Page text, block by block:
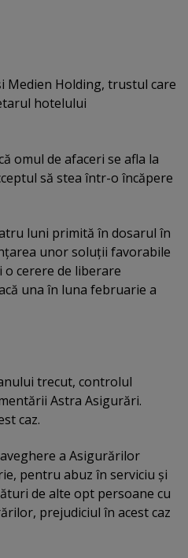
Medien Holding, trustul care
hotelului
omul de afaceri se afla la
să stea într-o încăpere
luni primită în dosarul în
unor soluţii favorabile
o cerere de liberare
una în luna februarie a
trecut, controlul
Astra Asigurări.
caz.
a Asigurărilor
pentru abuz în serviciu şi
de alte opt persoane cu
prejudiciul în acest caz